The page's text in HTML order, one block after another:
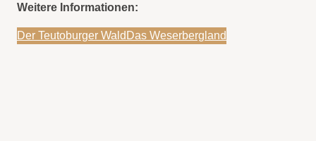
Weitere Informationen:
Der Teutoburger Wald Das Weserbergland